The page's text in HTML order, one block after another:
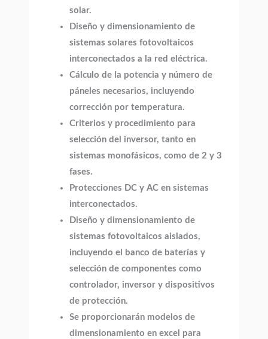
solar.
Diseño y dimensionamiento de
sistemas solares fotovoltaicos
interconectados a la red eléctrica.
Cálculo de la potencia y número de
páneles necesarios, incluyendo
corrección por temperatura.
Criterios y procedimiento para
selección del inversor, tanto en
sistemas monofásicos, como de 2 y 3
fases.
Protecciones DC y AC en sistemas
interconectados.
Diseño y dimensionamiento de
sistemas fotovoltaicos aislados,
incluyendo el banco de baterías y
selección de componentes como
controlador, inversor y dispositivos
de protección.
Se proporcionarán modelos de
dimensionamiento en excel para